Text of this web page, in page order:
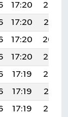
17:20
20:42
17:20
20:41
17:20
20:40
17:20
20:39
17:19
20:38
17:19
20:37
17:19
20:36